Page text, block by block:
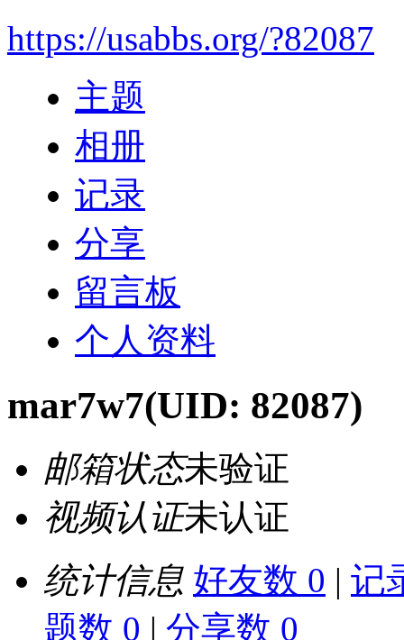
https://usabbs.org/?82087
主题
相册
记录
分享
留言板
个人资料
mar7w7(UID: 82087)
邮箱状态未验证
视频认证未认证
统计信息 好友数 0 | 记
题数 0 | 分享数 0